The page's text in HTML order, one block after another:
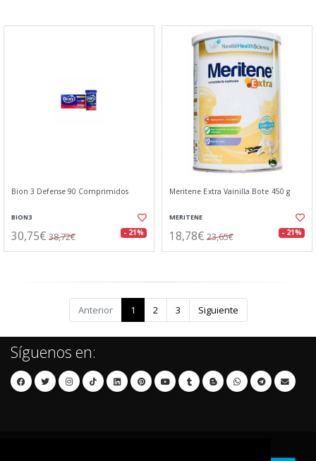
Bion 3 Defense 90 Comprimidos
BION3
30,75€ 38,72€ - 21%
Meritene Extra Vainilla Bote 450 g
MERITENE
18,78€ 23,65€ - 21%
Anterior 1 2 3 Siguiente
Síguenos en: